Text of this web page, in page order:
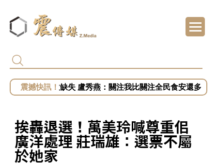
慈濟遭詐騙10.6億！陳時中籲道歉 蔣萬安：
挨轟退選！萬美玲喊尊重佀
廣洋處理 莊瑞雄：選票不屬
於她家